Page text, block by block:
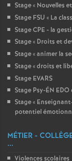
Stage « Nouvelles
Stage FSU « La
Stage CPE - la
Stage « Droits et
Stage «animer la
Stage «droits et
Stage EVARS
Stage Psy-ÉN EDO
Stage « Enseignant·
potentiel
MÉTIER -
...
Violences scolaires